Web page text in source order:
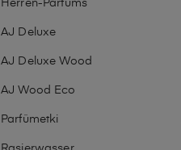
Herren-Parfüms
AJ Deluxe
AJ Deluxe Wood
AJ Wood Eco
Parfümetki